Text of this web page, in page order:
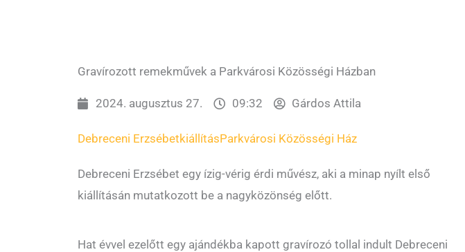
Gravírozott remekművek a Parkvárosi Közösségi Házban
2024. augusztus 27. 09:32 Gárdos Attila
Debreceni ErzsébetkiállításParkvárosi Közösségi Ház
Debreceni Erzsébet egy ízig-vérig érdi művész, aki a minap nyílt első
kiállításán mutatkozott be a nagyközönség előtt.
Hat évvel ezelőtt egy ajándékba kapott gravírozó tollal indult Debreceni